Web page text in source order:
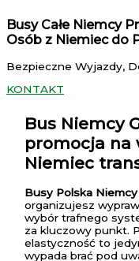
Busy Całe Niemcy
Osób z Niemiec do
Bezpieczne Wyjazdy,
KONTAKT
Bus Niemcy
promocja na
Niemiec
Busy Polska
organizujesz
wybór trafnego
za kluczowy punkt.
elastyczność to
wypada brać pod